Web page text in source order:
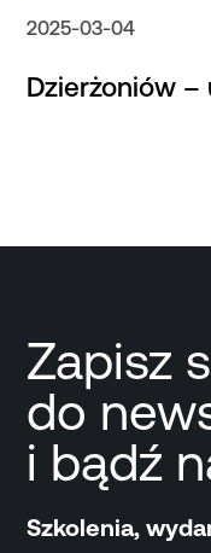
2025-03-04
Dzierżoniów –
Zapisz
do
i bądź
Szkolenia,